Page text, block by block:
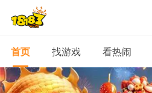
首页 找游戏 看热闹